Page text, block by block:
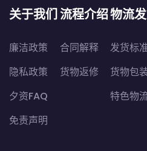
关于我们
廉洁政策
隐私政策
夕资FAQ
免责声明
流程介绍
合同解释
货物返修
物流
发货标
货物包
特色物